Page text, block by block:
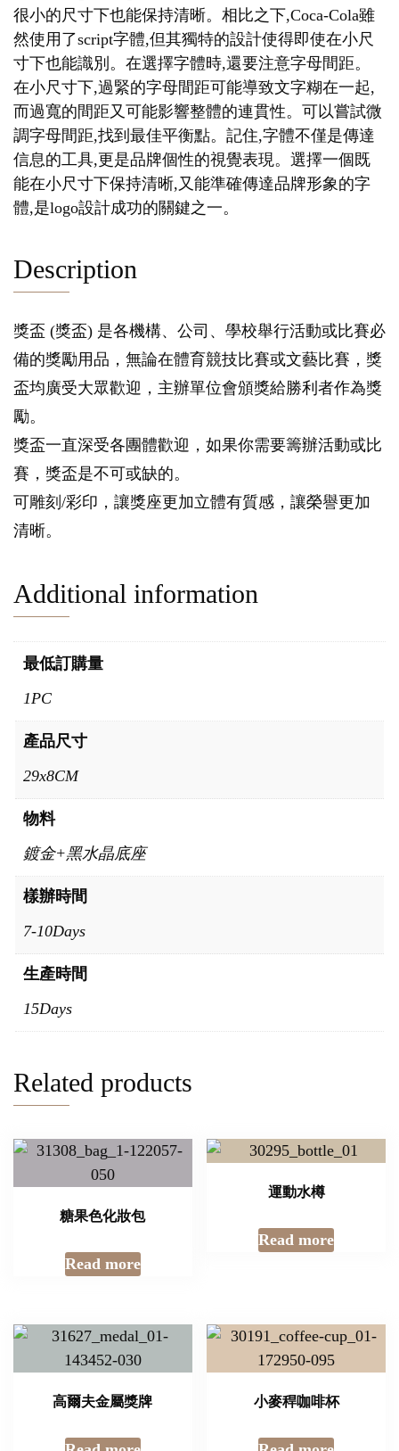
很小的尺寸下也能保持清晰。相比之下,Coca-Cola雖
然使用了script字體,但其獨特的設計使得即使在小尺
寸下也能識別。在選擇字體時,還要注意字母間距。
在小尺寸下,過緊的字母間距可能導致文字糊在一起,
而過寬的間距又可能影響整體的連貫性。可以嘗試微
調字母間距,找到最佳平衡點。記住,字體不僅是傳達
信息的工具,更是品牌個性的視覺表現。選擇一個既
能在小尺寸下保持清晰,又能準確傳達品牌形象的字
體,是logo設計成功的關鍵之一。
Description
獎盃 (獎盃) 是各機構、公司、學校舉行活動或比賽必
備的獎勵用品，無論在體育競技比賽或文藝比賽，獎
盃均廣受大眾歡迎，主辦單位會頒獎給勝利者作為獎
勵。
獎盃一直深受各團體歡迎，如果你需要籌辦活動或比
賽，獎盃是不可或缺的。
可雕刻/彩印，讓獎座更加立體有質感，讓榮譽更加
清晰。
Additional information
最低訂購量
1PC
產品尺寸
29x8CM
物料
鍍金+黑水晶底座
樣辦時間
7-10Days
生產時間
15Days
Related products
糖果色化妝包
Read more
運動水樽
Read more
高爾夫金屬獎牌 小麥稈咖啡杯